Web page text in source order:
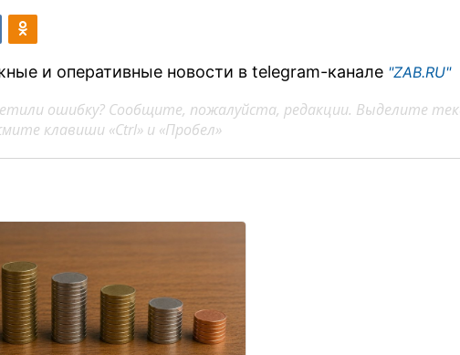
и оперативные новости в telegram-канале "ZAB.RU"
ошибку? Сообщите, пожалуйста, редакции. Выделите
клавиши «Ctrl» и «Пробел»